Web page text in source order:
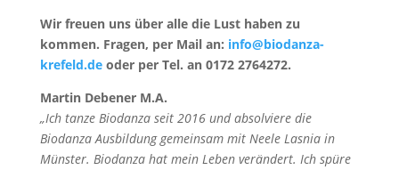
Wir freuen uns über alle die Lust haben zu
kommen. Fragen, per Mail an: info@biodanza-
krefeld.deoder per Tel. an 0172 2764272.
Martin Debener M.A.
„Ich tanze Biodanza seit 2016 und absolviere die
Biodanza Ausbildung gemeinsam mit Neele Lasnia in
Münster. Biodanza hat mein Leben verändert. Ich spüre